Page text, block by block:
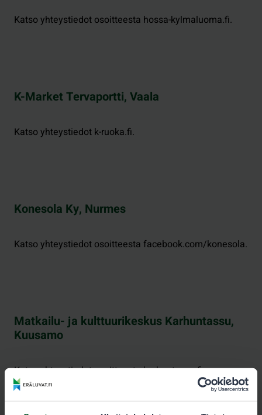
Katso yhteystiedot osoitteesta hossa-kylmaluoma.fi.
K-Market Tervaportti, Vaala
Katso yhteystiedot k-ruoka.fi.
Konesola Ky, Nurmes
Katso yhteystiedot osoitteesta facebook.com/konesola.
Matkailu- ja kulttuurikeskus Karhuntassu,
Kuusamo
Katso yhteystiedot osoitteesta karhuntassu.fi.